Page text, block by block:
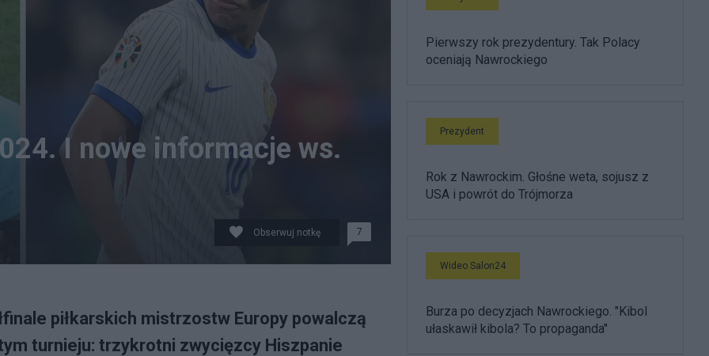
I nowe informacje ws.
Obserwuj notkę 7
piłkarskich mistrzostw Europy powalczą
turnieju: trzykrotni zwycięzcy Hiszpanie
Pierwszy rok prezydentury. Tak Polacy
oceniają Nawrockiego
Prezydent
Rok z Nawrockim. Głośne weta, sojusz z
USA i powrót do Trójmorza
Wideo Salon24
Burza po decyzjach Nawrockiego. "Kibol
ułaskawił kibola? To propaganda"